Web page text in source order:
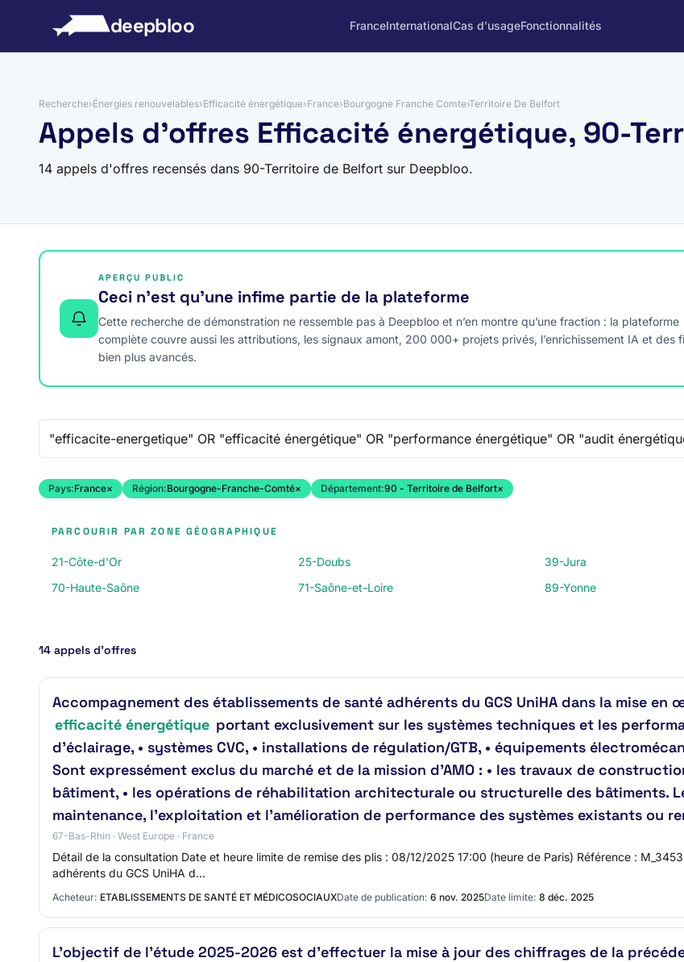
deepbloo FranceInternationalCas d'usageFonctionnalités
Recherche›Énergies renouvelables›Efficacité énergétique›France›Bourgogne Franche Comte›Territoire De Belfort
Appels d'offres Efficacité énergétique, 90-
14 appels d'offres recensés dans 90-Territoire de Belfort sur Deepbloo.
APERÇU PUBLIC
Ceci n’est qu’une infime partie de la plateforme
Cette recherche de démonstration ne ressemble pas à Deepbloo et n’en montre qu’une fraction : la plateforme
complète couvre aussi les attributions, les signaux amont, 200 000+ projets privés, l’enrichissement IA et des
bien plus avancés.
Pays:France× Région:Bourgogne-Franche-Comté× Département:90 - Territoire de Belfort×
PARCOURIR PAR ZONE GÉOGRAPHIQUE
21-Côte-d'Or 25-Doubs 39-Jura
70-Haute-Saône
71-Saône-et-Loire 89-Yonne
14 appels d’offres
Accompagnement des établissements de santé adhérents du GCS UniHA dans la mise en
efficacité énergétique portant exclusivement sur les systèmes techniques et les
d’éclairage, • systèmes CVC, • installations de régulation/GTB, • équipements
Sont expressément exclus du marché et de la mission d’AMO : • les travaux de
bâtiment, • les opérations de réhabilitation architecturale ou structurelle des bâtiments.
maintenance, l’exploitation et l’amélioration de performance des systèmes existants ou
67-Bas-Rhin · West Europe · France
Détail de la consultation Date et heure limite de remise des plis : 08/12/2025 17:00 (heure de Paris) Référence :
adhérents du GCS UniHA d…
Acheteur: ETABLISSEMENTS DE SANTÉ ET MÉDICOSOCIAUXDate de publication: 6 nov. 2025Date limite: 8 déc. 2025
L'objectif de l'étude 2025-2026 est d'effectuer la mise à jour des chiffrages de la